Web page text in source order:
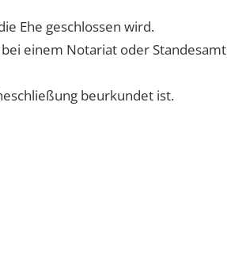
Ehe geschlossen wird.
einem Notariat oder Standesamt
beurkundet ist.